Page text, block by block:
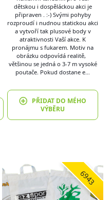
dětskou i dospěláckou akci je
připraven . :-) Svými pohyby
rozproudí i nudnou statickou akci
a vytvoří tak plusové body v
atraktivnosti Vaší akce. K
pronájmu s fukarem. Motiv na
obrázku odpovídá realitě,
většinou se jedná o 3-7 m vysoké
poutače. Pokud dostane e…
PŘIDAT DO MÉHO
VÝBĚRU
6943